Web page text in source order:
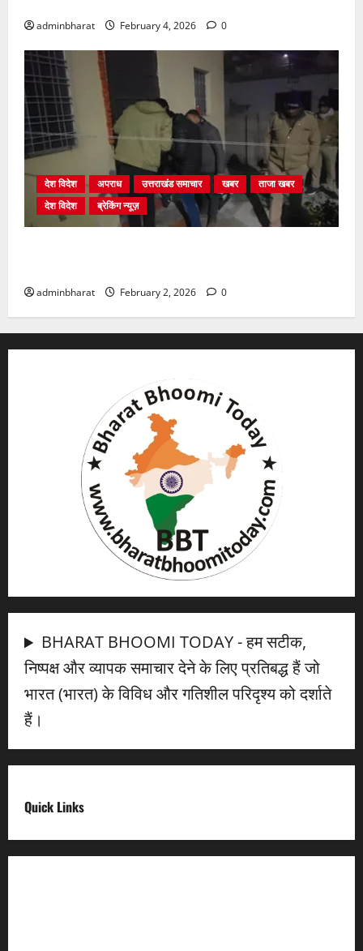
adminbharat February 4, 2026 0
देश विदेश अपराध उत्तराखंड समाचार खबर
ताजा खबर
देश विदेश
ब्रेकिंग न्यूज़
adminbharat February 2, 2026 0
BHARAT BHOOMI TODAY - हम सटीक,
निष्पक्ष और व्यापक समाचार देने के लिए प्रतिबद्ध हैं जो
भारत (भारत) के विविध और गतिशील परिदृश्य को दर्शाते
हैं।
Quick Links